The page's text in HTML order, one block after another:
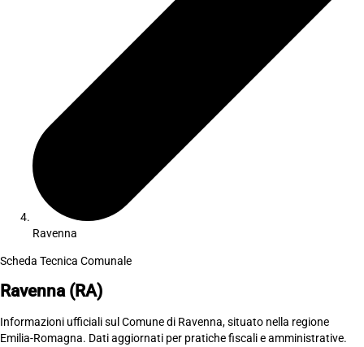
Ravenna
Scheda Tecnica Comunale
Ravenna (RA)
Informazioni ufficiali sul Comune di Ravenna, situato nella regione
Emilia-Romagna. Dati aggiornati per pratiche fiscali e amministrative.